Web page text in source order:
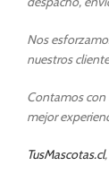
Nos
nuestros
Contamos con
mejor
TusMascotas.cl